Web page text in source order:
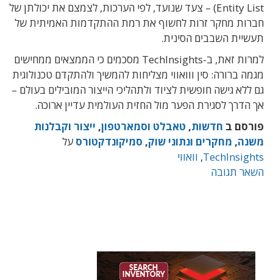
Entity List) – צעד שנועד, לפי הערכות, לצמצם את יכולתן של
חברות מחקר זרות לחשוף את רמת ההתקדמות האמיתית של
תעשיית השבבים הסינית.
למרות זאת, ב-TechInsights מסכמים כי הממצאים ממחישים
מגמה ברורה: סין ווואווי מצליחות להמשיך ולהתקדם טכנולוגית
גם ללא גישה חופשית לציוד ולתהליכי הייצור המובילים בעולם –
אך הדרך לסגירת הפער מול החזית העולמית עדיין ארוכה.
פורסם ב חדשות, טאבלט וסמארטפון, ייצור וקבלנות
משנה, מחקרים ונתוני שוק, סמיקונדקטורס על
TechInsights
, וואווי
השאר תגובה